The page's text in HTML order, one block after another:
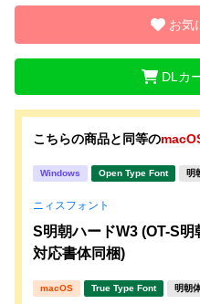
お気
DLカ
こちらの商品と同等の
Windows Open Type Font 明
ニィスフォント
S明朝ハードW3 (OT-S
対応書体同梱)
macOS True Type Font 明朝